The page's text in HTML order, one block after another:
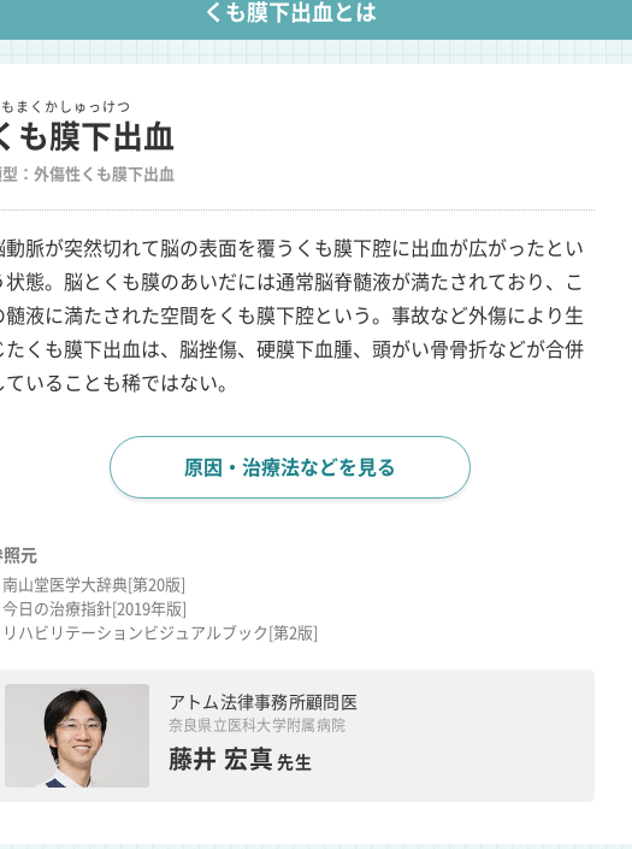
くも膜下出血とは
もまくかしゅっけつ
も膜下出血
：外傷性くも膜下出血
動脈が突然切れて脳の表面を覆うくも膜下腔に出血が広がったとい
状態。脳とくも膜のあいだには通常脳脊髄液が満たされており、こ
髄液に満たされた空間をくも膜下腔という。事故など外傷により生
たくも膜下出血は、脳挫傷、硬膜下血腫、頭がい骨骨折などが合併
ていることも稀ではない。
原因・治療法などを見る
照元
南山堂医学大辞典[第20版]
今日の治療指針[2019年版]
リハビリテーションビジュアルブック[第2版]
アトム法律事務所顧問医
奈良県立医科大学附属病院
藤井 宏真 先生